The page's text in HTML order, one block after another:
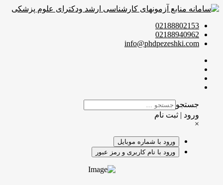
02188802153
02188940962
info@phdpezeshki.com
جستجو
ورود | ثبت نام
×
ورود با شماره موبایل
ورود با نام کاربری و رمز عبور